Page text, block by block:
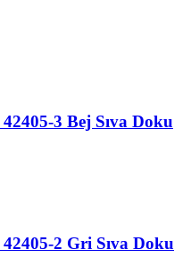
3 Bej Sıva Doku
2 Gri Sıva Doku